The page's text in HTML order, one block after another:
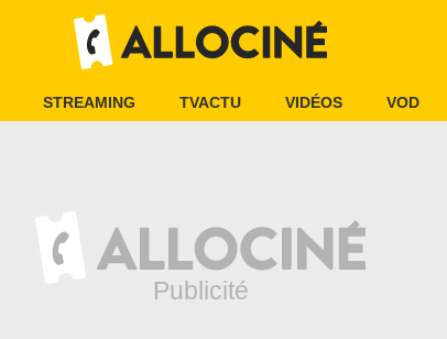
STREAMING TVACTU VIDÉOS VOD